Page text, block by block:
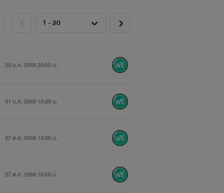
29 ม.ค. 2569 20:55 น.
31 ม.ค. 2569 10:28 น.
27 ต.ค. 2568 12:06 น.
27 ต.ค. 2568 15:50 น.